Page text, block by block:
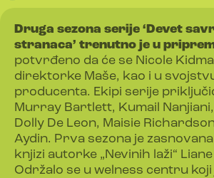
Druga sezona serije ‘Devet
stranaca’ trenutno je u
potvrđeno da će se Nicole
direktorke Maše, kao i u
producenta. Ekipi serije
Murray Bartlett, Kumail
Dolly De Leon, Maisie
Aydin. Prva sezona je
knjizi autorke „Nevinih laži“
Održalo se u welness centru koji